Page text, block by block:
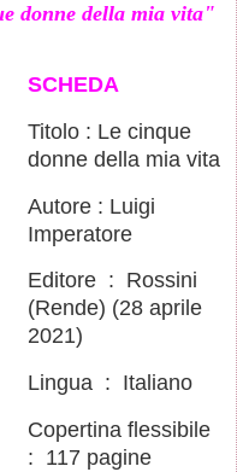
donne della mia vita"
SCHEDA
Titolo : Le cinque
donne della mia vita
Autore : Luigi
Imperatore
Editore ‏ : ‎ Rossini
(Rende) (28 aprile
2021)
Lingua ‏ : ‎ Italiano
Copertina flessibile ‏
: ‎ 117 pagine